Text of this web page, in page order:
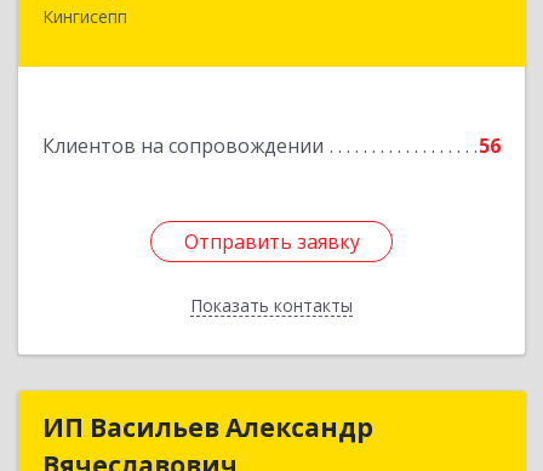
Кингисепп
Клиентов на сопровождении 56
Отправить заявку
Показать контакты
Отправить заявку
Назад
ИП Васильев Александр
ИП Васильев Александр